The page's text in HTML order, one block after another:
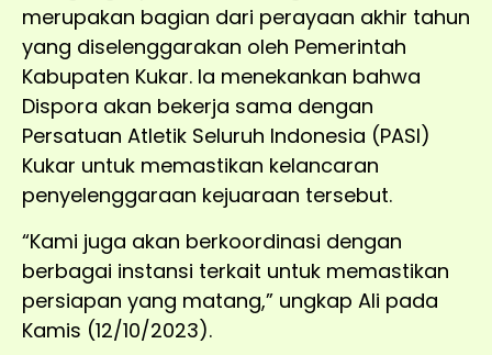
merupakan bagian dari perayaan akhir tahun
yang diselenggarakan oleh Pemerintah
Kabupaten Kukar. Ia menekankan bahwa
Dispora akan bekerja sama dengan
Persatuan Atletik Seluruh Indonesia (PASI)
Kukar untuk memastikan kelancaran
penyelenggaraan kejuaraan tersebut.
“Kami juga akan berkoordinasi dengan
berbagai instansi terkait untuk memastikan
persiapan yang matang,” ungkap Ali pada
Kamis (12/10/2023).